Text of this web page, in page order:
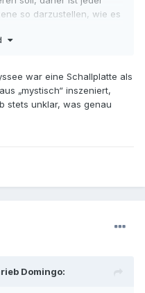
so darzustellen, wie es
war eine Schallplatte als
„mystisch“ inszeniert,
stets unklar, was genau
Domingo: